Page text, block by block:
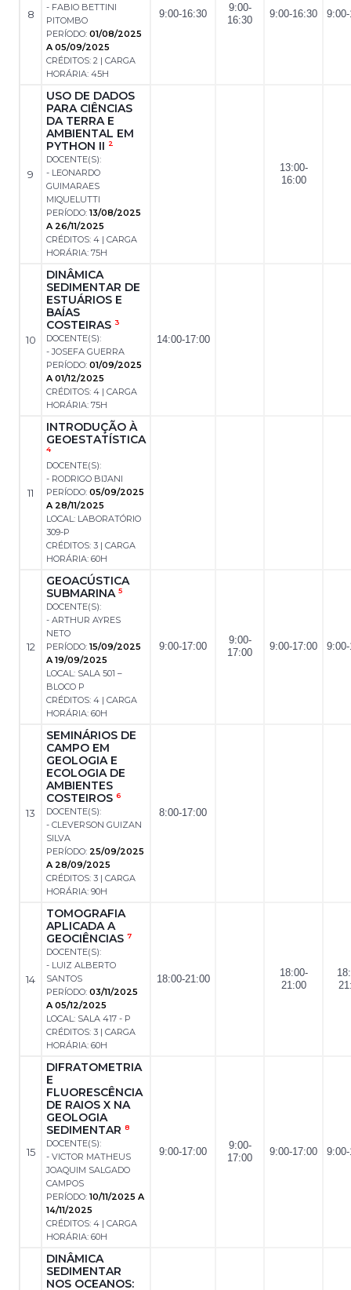
8
- FABIO BETTINI
PITOMBO
PERÍODO: 01/08/2025
A 05/09/2025
CRÉDITOS: 2 | CARGA
HORÁRIA: 45H
9:00-16:30
9:00-
16:30
9:00-16:30
9
USO DE DADOS
PARA CIÊNCIAS
DA TERRA E
AMBIENTAL EM
PYTHON II 2
DOCENTE(S):
- LEONARDO
GUIMARAES
MIQUELUTTI
PERÍODO: 13/08/2025
A 26/11/2025
CRÉDITOS: 4 | CARGA
HORÁRIA: 75H
13:00-
16:00
10
DINÂMICA
SEDIMENTAR DE
ESTUÁRIOS E
BAÍAS
COSTEIRAS 3
DOCENTE(S):
- JOSEFA GUERRA
PERÍODO: 01/09/2025
A 01/12/2025
CRÉDITOS: 4 | CARGA
HORÁRIA: 75H
14:00-17:00
11
INTRODUÇÃO À
GEOESTATÍSTICA
4
DOCENTE(S):
- RODRIGO BIJANI
PERÍODO: 05/09/2025
A 28/11/2025
LOCAL: LABORATÓRIO
309-P
CRÉDITOS: 3 | CARGA
HORÁRIA: 60H
12
GEOACÚSTICA
SUBMARINA 5
DOCENTE(S):
- ARTHUR AYRES
NETO
PERÍODO: 15/09/2025
A 19/09/2025
LOCAL: SALA 501 –
BLOCO P
CRÉDITOS: 4 | CARGA
HORÁRIA: 60H
9:00-17:00
9:00-
17:00
9:00-17:00
13
SEMINÁRIOS DE
CAMPO EM
GEOLOGIA E
ECOLOGIA DE
AMBIENTES
COSTEIROS 6
DOCENTE(S):
- CLEVERSON GUIZAN
SILVA
PERÍODO: 25/09/2025
A 28/09/2025
CRÉDITOS: 3 | CARGA
HORÁRIA: 90H
8:00-17:00
14
TOMOGRAFIA
APLICADA A
GEOCIÊNCIAS 7
DOCENTE(S):
- LUIZ ALBERTO
SANTOS
PERÍODO: 03/11/2025
A 05/12/2025
LOCAL: SALA 417 - P
CRÉDITOS: 3 | CARGA
HORÁRIA: 60H
18:00-21:00
18:00-
21:00
15
DIFRATOMETRIA
E
FLUORESCÊNCIA
DE RAIOS X NA
GEOLOGIA
SEDIMENTAR 8
DOCENTE(S):
- VICTOR MATHEUS
JOAQUIM SALGADO
CAMPOS
PERÍODO: 10/11/2025 A
14/11/2025
CRÉDITOS: 4 | CARGA
HORÁRIA: 60H
9:00-17:00
9:00-
17:00
9:00-17:00
DINÂMICA
SEDIMENTAR
NOS OCEANOS: